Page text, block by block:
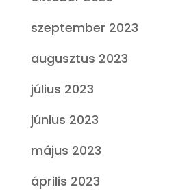
szeptember 2023
augusztus 2023
július 2023
június 2023
május 2023
április 2023